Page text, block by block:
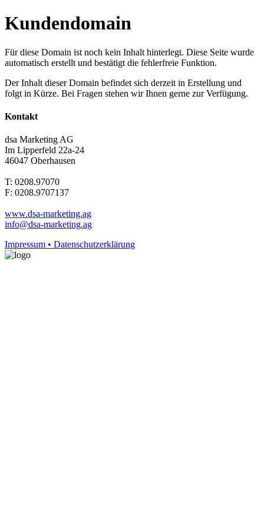
Kundendomain
Für diese Domain ist noch kein Inhalt hinterlegt. Diese Seite wurde
automatisch erstellt und bestätigt die fehlerfreie Funktion.
Der Inhalt dieser Domain befindet sich derzeit in Erstellung und
folgt in Kürze. Bei Fragen stehen wir Ihnen gerne zur Verfügung.
Kontakt
dsa Marketing AG
Im Lipperfeld 22a-24
46047 Oberhausen
T: 0208.97070
F: 0208.9707137
www.dsa-marketing.ag
info@dsa-marketing.ag
Impressum • Datenschutzerklärung